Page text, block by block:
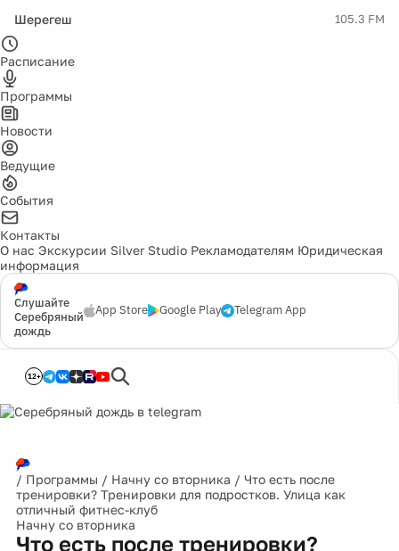
Шерегеш 105.3 FM
Расписание
Программы
Новости
Ведущие
События
Контакты
О нас Экскурсии Silver Studio Рекламодателям Юридическая
информация
Слушайте
Серебряный
дождь
App Store Google Play Telegram App
12+
/ Программы / Начну со вторника / Что есть после
тренировки? Тренировки для подростков. Улица как
отличный фитнес-клуб
Начну со вторника
Что есть после тренировки?